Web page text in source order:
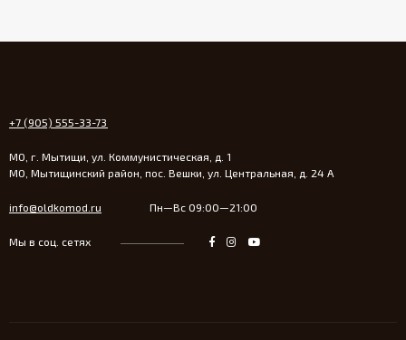
+7 (905) 555-33-73
МО, г. Мытищи, ул. Коммунистическая, д. 1
МО, Мытищинский район, пос. Вешки, ул. Центральная, д. 24 А
info@oldkomod.ru Пн—Вс 09:00—21:00
Мы в соц. сетях